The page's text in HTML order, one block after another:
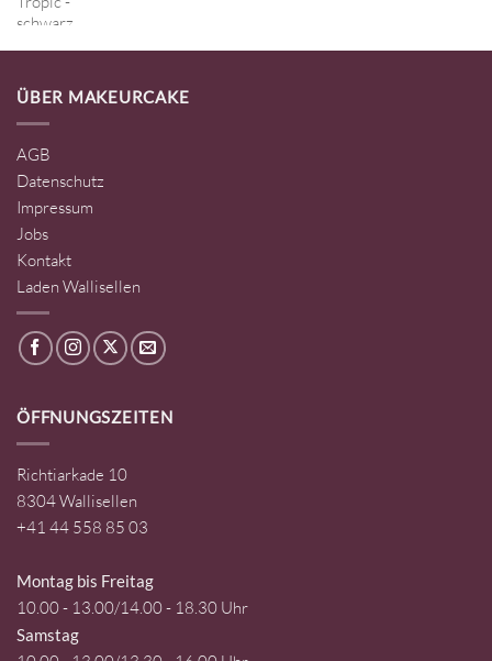
ÜBER MAKEURCAKE
AGB
Datenschutz
Impressum
Jobs
Kontakt
Laden Wallisellen
ÖFFNUNGSZEITEN
Richtiarkade 10
8304 Wallisellen
+41 44 558 85 03
Montag bis Freitag
10.00 - 13.00/14.00 - 18.30 Uhr
Samstag